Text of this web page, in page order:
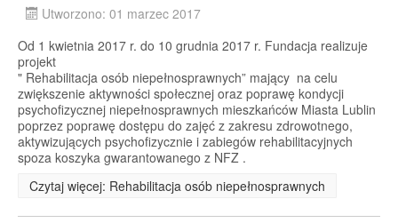
Utworzono: 01 marzec 2017
Od 1 kwietnia 2017 r. do 10 grudnia 2017 r. Fundacja realizuje
projekt
" Rehabilitacja osób niepełnosprawnych” mający na celu
zwiększenie aktywności społecznej oraz poprawę kondycji
psychofizycznej niepełnosprawnych mieszkańców Miasta Lublin
poprzez poprawę dostępu do zajęć z zakresu zdrowotnego,
aktywizujących psychofizycznie i zabiegów rehabilitacyjnych
spoza koszyka gwarantowanego z NFZ .
Czytaj więcej: Rehabilitacja osób niepełnosprawnych